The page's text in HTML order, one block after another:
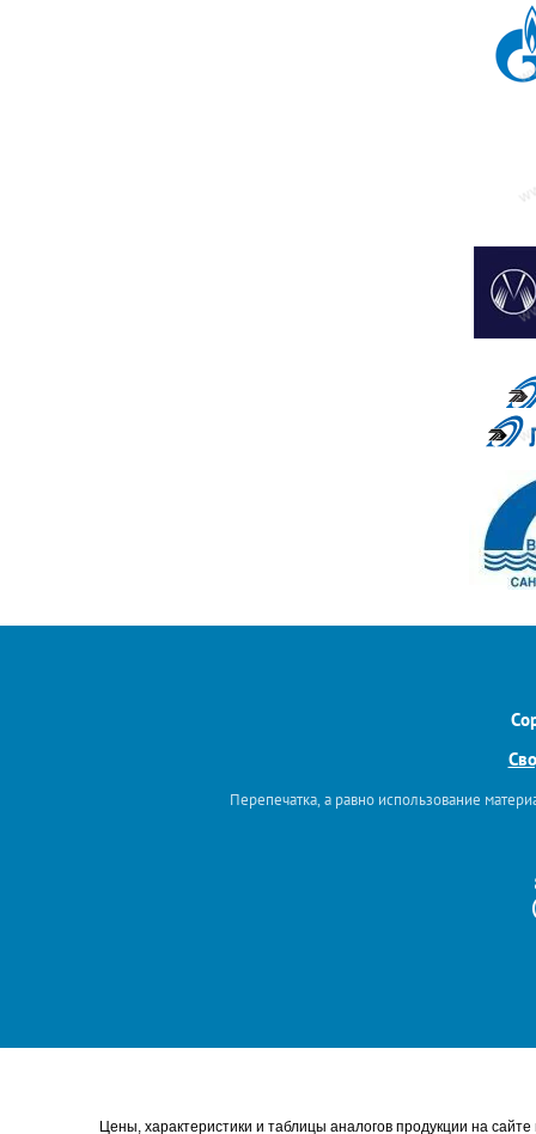
Перепечатка, а равно использование
Цены, характеристики и таблицы аналогов продукции на